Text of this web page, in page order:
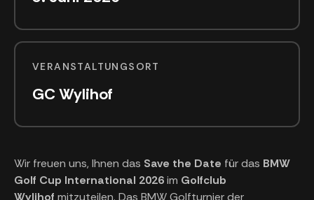
VERANSTALTUNGSORT
GC Wylihof
Wir freuen uns, Ihnen das Save the Date für das BMW
Golf Cup International 2026im Golfclub
Wylihof mitzuteilen. Das BMW Golfturnier der